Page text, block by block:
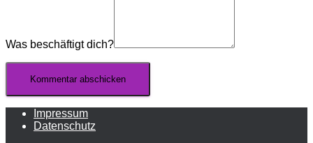
Was beschäftigt dich?
Impressum
Datenschutz